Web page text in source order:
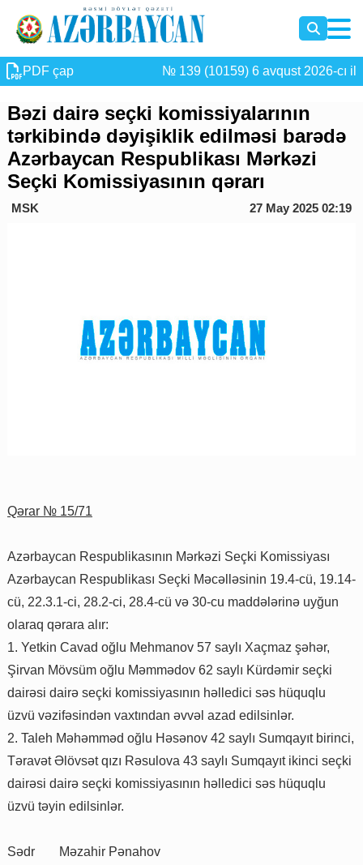
PDF çap № 139 (10159) 6 avqust 2026-cı il
Bəzi dairə seçki komissiyalarının
tərkibində dəyişiklik edilməsi barədə
Azərbaycan Respublikası Mərkəzi
Seçki Komissiyasının qərarı
MSK 27 May 2025 02:19
Qərar № 15/71
Azərbaycan Respublikasının Mərkəzi Seçki Komissiyası
Azərbaycan Respublikası Seçki Məcəlləsinin 19.4-cü, 19.14-
cü, 22.3.1-ci, 28.2-ci, 28.4-cü və 30-cu maddələrinə uyğun
olaraq qərara alır:
1. Yetkin Cavad oğlu Mehmanov 57 saylı Xaçmaz şəhər,
Şirvan Mövsüm oğlu Məmmədov 62 saylı Kürdəmir seçki
dairəsi dairə seçki komissiyasının həlledici səs hüquqlu
üzvü vəzifəsindən vaxtından əvvəl azad edilsinlər.
2. Taleh Məhəmməd oğlu Həsənov 42 saylı Sumqayıt birinci,
Təravət Əlövsət qızı Rəsulova 43 saylı Sumqayıt ikinci seçki
dairəsi dairə seçki komissiyasının həlledici səs hüquqlu
üzvü təyin edilsinlər.
Sədr
Məzahir Pənahov